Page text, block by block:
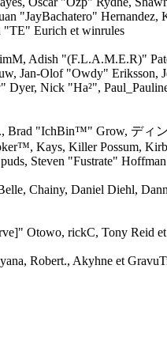
"JayBachatero"
"TE" Eurich et winrules
Adish "(F.L.A.M.E.R)"
Jan-Olof "Owdy"
Nick "Ha²",
Brad "IchBin™" Grow, デ
Kays, Killer Possum,
Steven "Fustrate"
Chainy, Daniel Diehl,
Otowo, rickC, Tony Reid
Robert., Akyhne et